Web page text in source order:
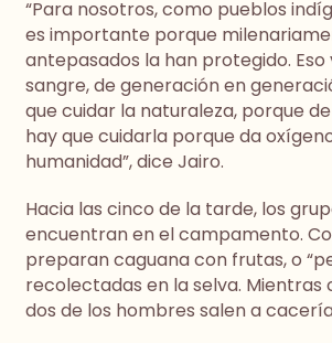
“Para nosotros, como pueblos
es importante porque
antepasados la han protegido. Eso
sangre, de generación en
que cuidar la naturaleza, porque
hay que cuidarla porque da
humanidad”, dice Jairo.
Hacia las cinco de la tarde, los
encuentran en el campamento.
preparan caguana con frutas, o
recolectadas en la selva. Mientras
dos de los hombres salen a